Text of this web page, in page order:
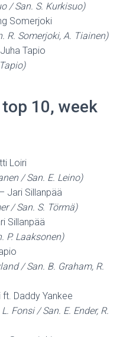
/ San. S. Kurkisuo)
Somerjoki
R. Somerjoki, A. Tiainen)
Tapio
10, week
Loiri
/ San. E. Leino)
– Jari Sillanpää
/ San. S. Törmä)
Sillanpää
P. Laaksonen)
/ San. B. Graham, R.
ft. Daddy Yankee
Fonsi / San. E. Ender, R.